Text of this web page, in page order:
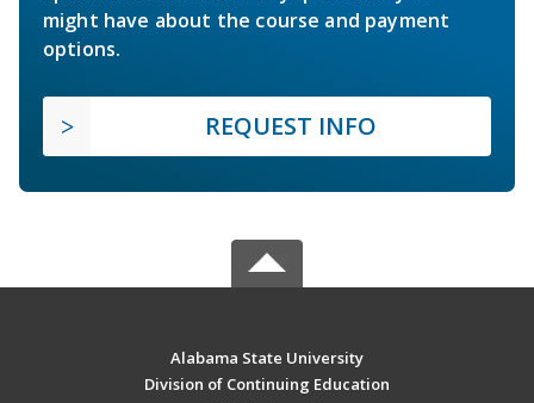
might have about the course and payment
options.
REQUEST INFO
Alabama State University
Division of Continuing Education